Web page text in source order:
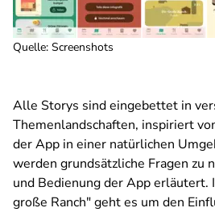
Quelle: Screenshots
Alle Storys sind eingebettet in
Themenlandschaften, inspiriert
der App in einer natürlichen
werden grundsätzliche Fragen zu
und Bedienung der App erläutert.
große Ranch" geht es um den